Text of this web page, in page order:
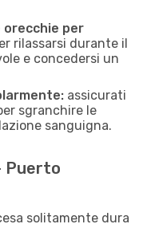
orecchie per
rilassarsi durante il
e concedersi un
assicurati
sgranchire le
sanguigna.
Puerto
solitamente dura